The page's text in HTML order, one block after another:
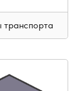
транспорта